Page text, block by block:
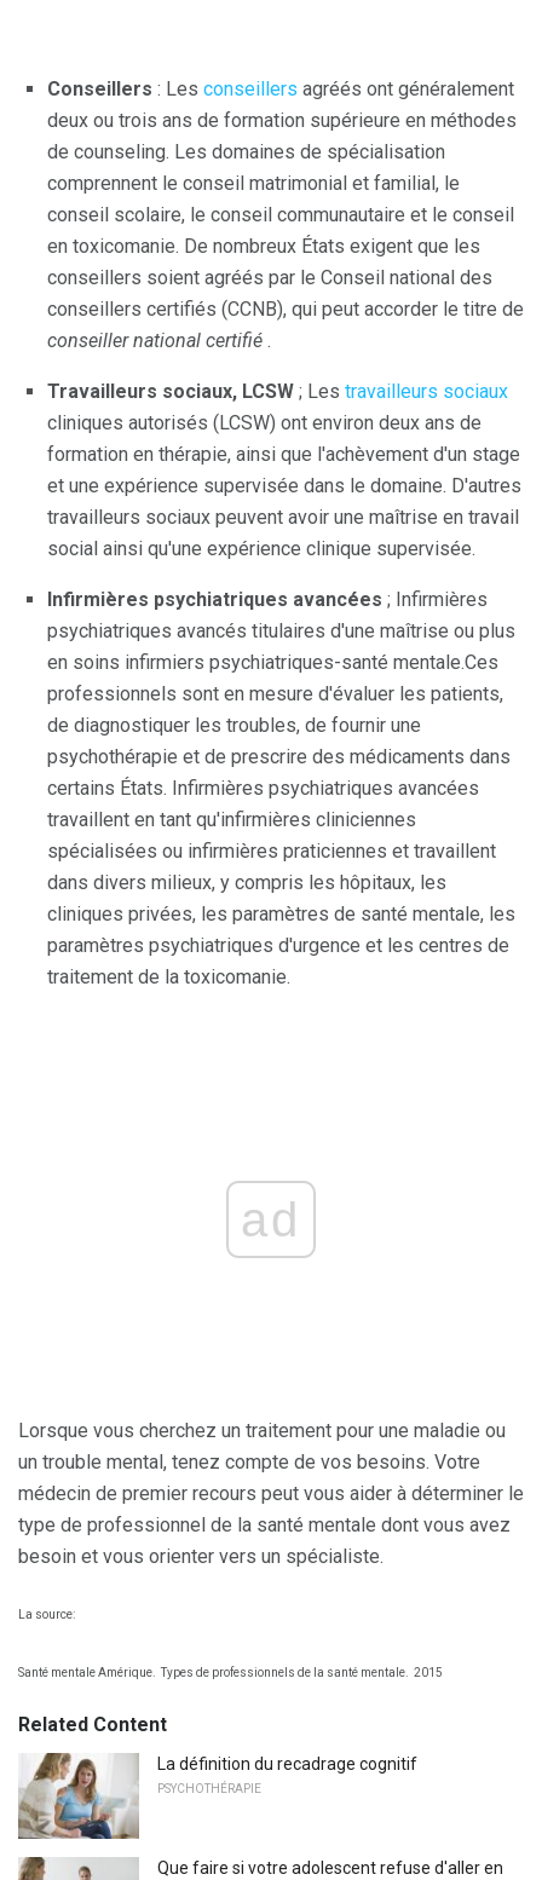
Conseillers : Les conseillers agréés ont généralement
deux ou trois ans de formation supérieure en méthodes
de counseling. Les domaines de spécialisation
comprennent le conseil matrimonial et familial, le
conseil scolaire, le conseil communautaire et le conseil
en toxicomanie. De nombreux États exigent que les
conseillers soient agréés par le Conseil national des
conseillers certifiés (CCNB), qui peut accorder le titre de
conseiller national certifié .
Travailleurs sociaux, LCSW ; Les travailleurs sociaux
cliniques autorisés (LCSW) ont environ deux ans de
formation en thérapie, ainsi que l'achèvement d'un stage
et une expérience supervisée dans le domaine. D'autres
travailleurs sociaux peuvent avoir une maîtrise en travail
social ainsi qu'une expérience clinique supervisée.
Infirmières psychiatriques avancées ; Infirmières
psychiatriques avancés titulaires d'une maîtrise ou plus
en soins infirmiers psychiatriques-santé mentale.Ces
professionnels sont en mesure d'évaluer les patients,
de diagnostiquer les troubles, de fournir une
psychothérapie et de prescrire des médicaments dans
certains États. Infirmières psychiatriques avancées
travaillent en tant qu'infirmières cliniciennes
spécialisées ou infirmières praticiennes et travaillent
dans divers milieux, y compris les hôpitaux, les
cliniques privées, les paramètres de santé mentale, les
paramètres psychiatriques d'urgence et les centres de
traitement de la toxicomanie.
ad
Lorsque vous cherchez un traitement pour une maladie ou
un trouble mental, tenez compte de vos besoins. Votre
médecin de premier recours peut vous aider à déterminer le
type de professionnel de la santé mentale dont vous avez
besoin et vous orienter vers un spécialiste.
La source:
Santé mentale Amérique. Types de professionnels de la santé mentale. 2015
Related Content
La définition du recadrage cognitif
PSYCHOTHÉRAPIE
Que faire si votre adolescent refuse d'aller en